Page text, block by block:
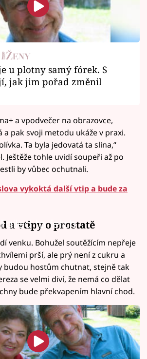
u plotny samý fórek. S
jak jim pořad změnil
a vpodvečer na obrazovce,
a pak svoji metodu ukáže v praxi.
Ta byla jedovatá ta slina,“
Ještěže tohle uvidí soupeři až po
by vůbec ochutnali.
vykoktá další vtip a bude za
Failed to fetch
a vtipy o prostatě
venku. Bohužel soutěžícím nepřeje
prší, ale prý není z cukru a
budou hostům chutnat, stejně tak
se velmi diví, že nemá co dělat
bude překvapením hlavní chod.